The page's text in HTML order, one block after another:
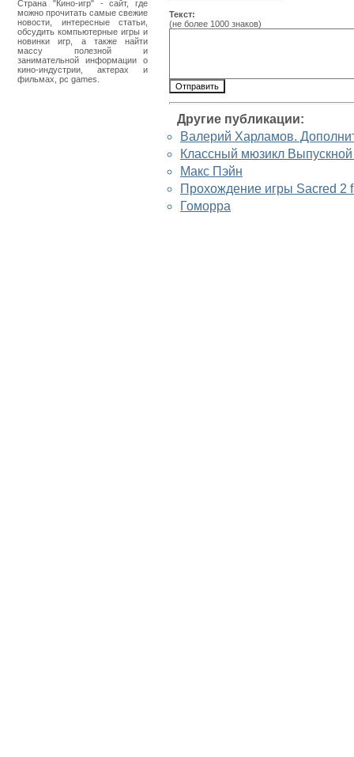
Страна "Кино-игр" - сайт, где
можно прочитать самые свежие
новости, интересные статьи,
обсудить компьютерные игры и
новинки игр, а также найти
массу полезной и
занимательной информации о
кино-индустрии, актерах и
фильмах, pc games.
Текст:
(не более 1000 знаков)
Другие публикации:
Валерий Харламов.
Классный мюзикл
Макс Пэйн
Прохождение игры Sacred 2
Гоморра